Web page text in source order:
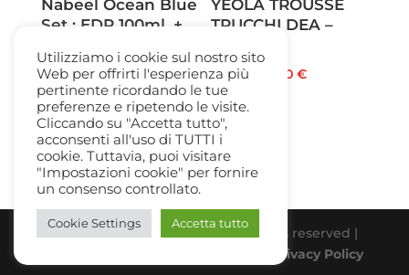
Nabeel Ocean Blue
Set : EDP 100ml. +
69,00€
YEOLA TROUSSE
TRUCCHI DEA –
26,00 13,50€Il
Beauty Gallery Parfum Srl | All rights reserved |
Privacy Policy
Utilizziamo i cookie sul nostro sito
Web per offrirti l'esperienza più
pertinente ricordando le tue
preferenze e ripetendo le visite.
Cliccando su "Accetta tutto",
acconsenti all'uso di TUTTI i
cookie. Tuttavia, puoi visitare
"Impostazioni cookie" per fornire
un consenso controllato.
Cookie Settings Accetta tutto